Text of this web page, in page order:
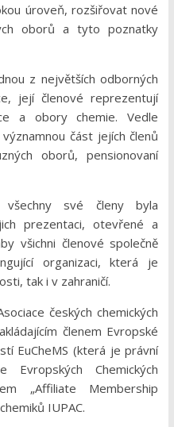
úroveň, rozšiřovat nové
oborů a tyto poznatky
z největších odborných
její členové reprezentují
a obory chemie. Vedle
část jejích členů
oborů, pensionovaní
své členy byla
prezentaci, otevřené a
všichni členové společně
organizaci, která je
tak i v zahraničí.
českých chemických
členem Evropské
EuCheMS (která je právní
Evropských Chemických
„Affiliate Membership
IUPAC.